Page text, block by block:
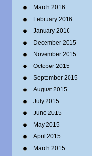
March 2016
February 2016
January 2016
December 2015
November 2015
October 2015
September 2015
August 2015
July 2015
June 2015
May 2015
April 2015
March 2015